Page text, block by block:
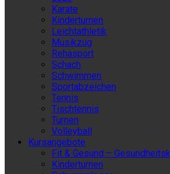
Karate
Kinderturnen
Leichtathletik
Musikzug
Rehasport
Schach
Schwimmen
Sportabzeichen
Tennis
Tischtennis
Turnen
Volleyball
Kursangebote
Fit & Gesund –
Kinderturnen